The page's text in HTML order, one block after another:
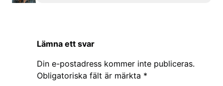
Lämna ett svar
Din e-postadress kommer inte publiceras.
Obligatoriska fält är märkta *